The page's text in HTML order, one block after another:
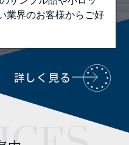
業界のお客様からご好
詳しく見る